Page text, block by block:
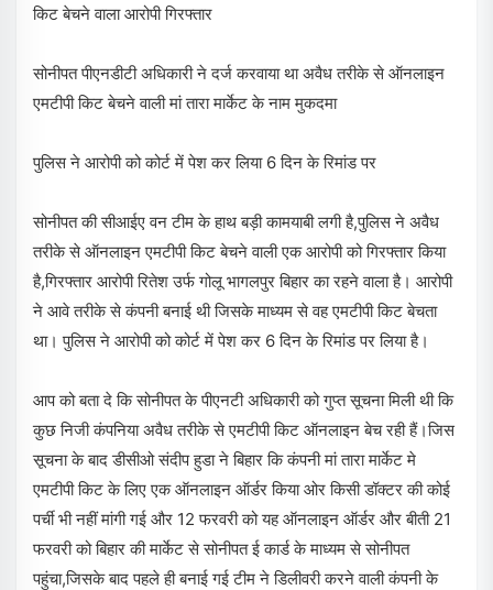
किट बेचने वाला आरोपी गिरफ्तार
सोनीपत पीएनडीटी अधिकारी ने दर्ज करवाया था अवैध तरीके से ऑनलाइन
एमटीपी किट बेचने वाली मां तारा मार्केट के नाम मुकदमा
पुलिस ने आरोपी को कोर्ट में पेश कर लिया 6 दिन के रिमांड पर
सोनीपत की सीआईए वन टीम के हाथ बड़ी कामयाबी लगी है,पुलिस ने अवैध
तरीके से ऑनलाइन एमटीपी किट बेचने वाली एक आरोपी को गिरफ्तार किया
है,गिरफ्तार आरोपी रितेश उर्फ गोलू भागलपुर बिहार का रहने वाला है। आरोपी
ने आवे तरीके से कंपनी बनाई थी जिसके माध्यम से वह एमटीपी किट बेचता
था। पुलिस ने आरोपी को कोर्ट में पेश कर 6 दिन के रिमांड पर लिया है।
आप को बता दे कि सोनीपत के पीएनटी अधिकारी को गुप्त सूचना मिली थी कि
कुछ निजी कंपनिया अवैध तरीके से एमटीपी किट ऑनलाइन बेच रही हैं।जिस
सूचना के बाद डीसीओ संदीप हुडा ने बिहार कि कंपनी मां तारा मार्केट मे
एमटीपी किट के लिए एक ऑनलाइन ऑर्डर किया ओर किसी डॉक्टर की कोई
पर्ची भी नहीं मांगी गई और 12 फरवरी को यह ऑनलाइन ऑर्डर और बीती 21
फरवरी को बिहार की मार्केट से सोनीपत ई कार्ड के माध्यम से सोनीपत
पहुंचा,जिसके बाद पहले ही बनाई गई टीम ने डिलीवरी करने वाली कंपनी के